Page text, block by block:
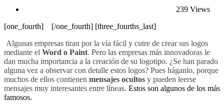
239 Views
[one_fourth] [/one_fourth] [three_fourths_last]
Algunas empresas tiran por la vía fácil y cutre de crear sus logos
mediante el Word o Paint. Pero las empresas más innovadoras le
dan mucha importancia a la creación de su logotipo. ¿Se han parado
alguna vez a observar con detalle estos logos? Pues háganlo, porque
muchos de ellos contienen mensajes ocultos y pueden leerse
mensajes muy interesantes entre líneas. Estos son algunos de los más
famosos.